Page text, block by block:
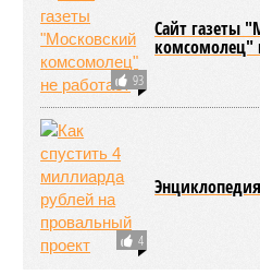
93
Сайт газеты
комсомолец"
4